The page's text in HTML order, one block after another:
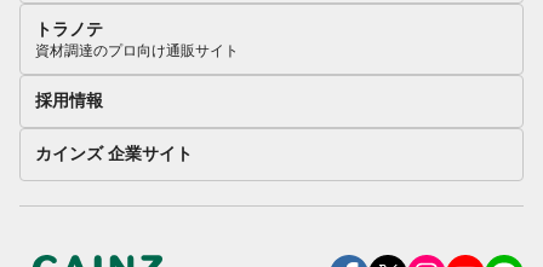
トラノテ
資材調達のプロ向け通販サイト
採用情報
カインズ 企業サイト